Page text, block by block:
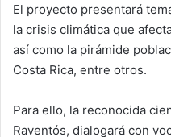
El proyecto presentará
la crisis climática que
así como la pirámide
Costa Rica, entre otros.
Para ello, la reconocida
Raventós, dialogará con